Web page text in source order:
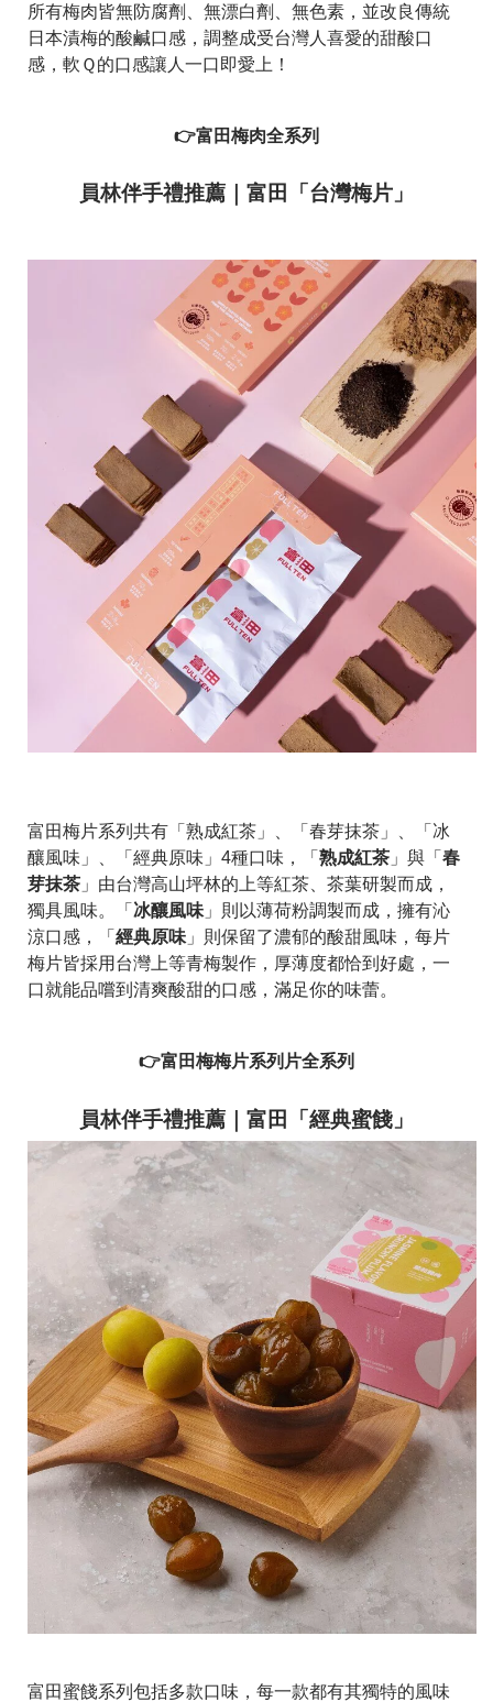
所有梅肉皆無防腐劑、無漂白劑、無色素，並改良傳統
日本漬梅的酸鹹口感，調整成受台灣人喜愛的甜酸口
感，軟Ｑ的口感讓人一口即愛上！
👉富田梅肉全系列
員林伴手禮推薦｜富田「台灣梅片」
富田梅片系列共有「熟成紅茶」、「春芽抹茶」、「冰
釀風味」、「經典原味」4種口味，「 熟成紅茶 」與「 春
芽抹茶 」由台灣高山坪林的上等紅茶、茶葉研製而成，
獨具風味。「 冰釀風味 」則以薄荷粉調製而成，擁有沁
涼口感，「 經典原味 」則保留了濃郁的酸甜風味，每片
梅片皆採用台灣上等青梅製作，厚薄度都恰到好處，一
口就能品嚐到清爽酸甜的口感，滿足你的味蕾。
👉富田梅梅片系列片全系列
員林伴手禮推薦｜富田「經典蜜餞」
富田蜜餞系列包括多款口味，每一款都有其獨特的風味